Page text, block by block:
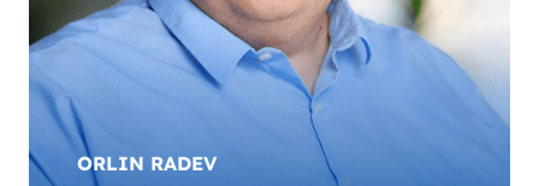
ORLIN RADEV